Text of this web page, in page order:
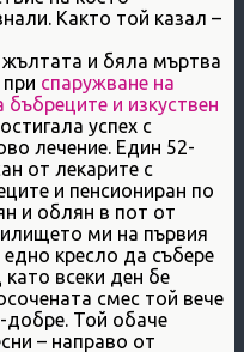
Както той казал –
и бяла мъртва
спаружване на
бъбреците и изкуствен
успех с
лечение. Един 52-
от лекарите с
и пенсиониран по
и облян в пот от
ми на първия
кресло да събере
всеки ден бе
смес той вече
добре. Той обаче
– направо от